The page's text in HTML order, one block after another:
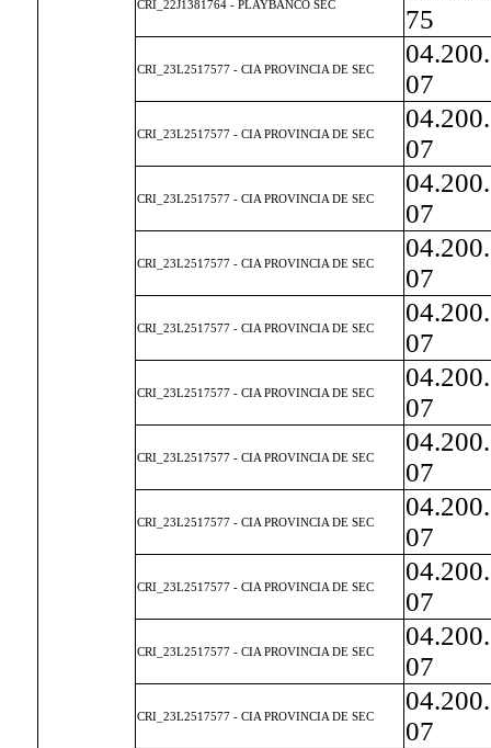
CRI_22J1381764 - PLAYBANCO SEC
75
CRI_23L2517577 - CIA PROVINCIA DE SEC
07
CRI_23L2517577 - CIA PROVINCIA DE SEC
07
CRI_23L2517577 - CIA PROVINCIA DE SEC
07
CRI_23L2517577 - CIA PROVINCIA DE SEC
07
CRI_23L2517577 - CIA PROVINCIA DE SEC
07
CRI_23L2517577 - CIA PROVINCIA DE SEC
07
CRI_23L2517577 - CIA PROVINCIA DE SEC
07
CRI_23L2517577 - CIA PROVINCIA DE SEC
07
CRI_23L2517577 - CIA PROVINCIA DE SEC
07
CRI_23L2517577 - CIA PROVINCIA DE SEC
07
CRI_23L2517577 - CIA PROVINCIA DE SEC
07